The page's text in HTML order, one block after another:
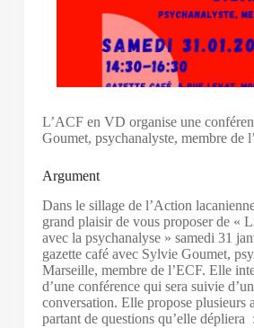
L’ACF en VD organise une
Goumet, psychanalyste, membre de
Argument
Dans le sillage de l’Action
grand plaisir de vous proposer de «
avec la psychanalyse » samedi 31
gazette café avec Sylvie Goumet,
Marseille, membre de l’ECF. Elle
d’une conférence qui sera suivie
conversation. Elle propose plusieurs
partant de questions qu’elle dépliera :